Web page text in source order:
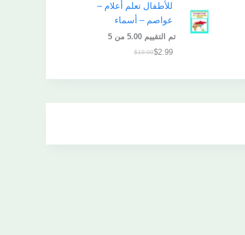
للأطفال تعلم أعلام –
عواصم – أسماء
تم التقييم5.00 من 5
$10.00$2.99